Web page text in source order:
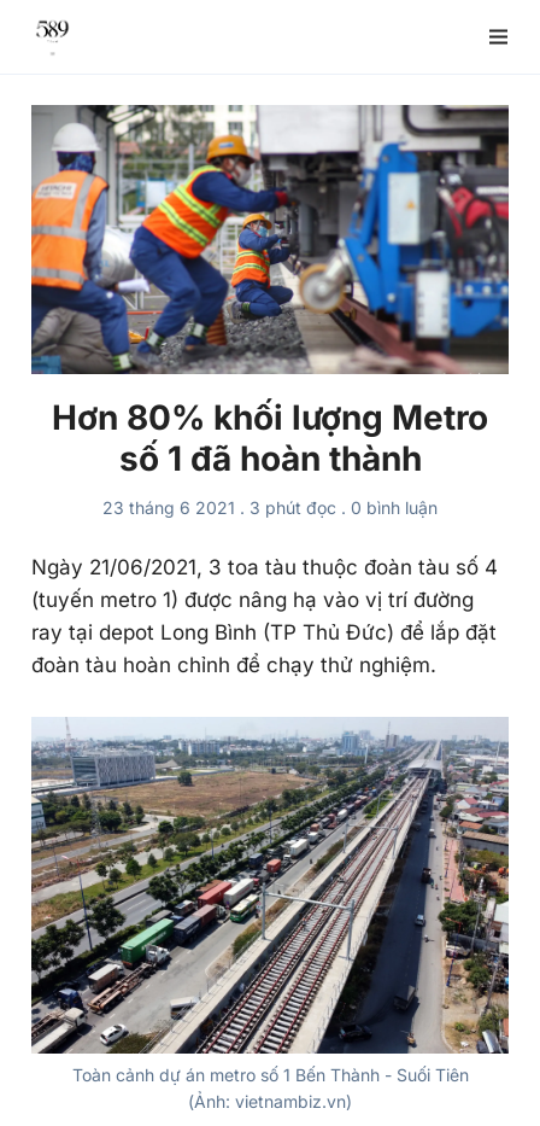
Hơn 80% khối lượng Metro
số 1 đã hoàn thành
23 tháng 6 2021 . 3 phút đọc . 0 bình luận
Ngày 21/06/2021, 3 toa tàu thuộc đoàn tàu số 4
(tuyến metro 1) được nâng hạ vào vị trí đường
ray tại depot Long Bình (TP Thủ Đức) để lắp đặt
đoàn tàu hoàn chỉnh để chạy thử nghiệm.
Toàn cảnh dự án metro số 1 Bến Thành - Suối Tiên
(Ảnh: vietnambiz.vn)